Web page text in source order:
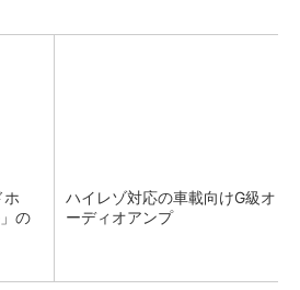
ホ
の
ハイレゾ対応の車載向けG級オ
ーディオアンプ